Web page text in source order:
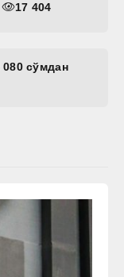
17 404
сўмдан